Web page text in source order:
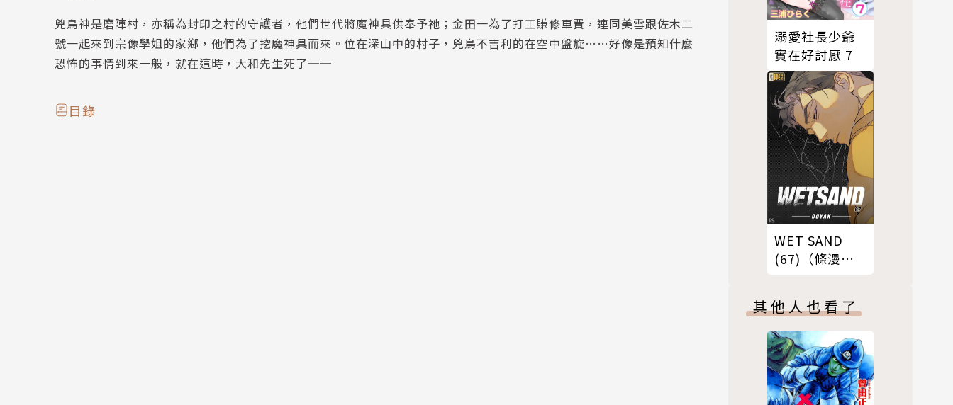
兇鳥神是磨陣村，亦稱為封印之村的守護者，他們世代將魔神具供奉予祂；金田一為了打工賺修車費，連同美雪跟佐木二
號一起來到宗像學姐的家鄉，他們為了挖魔神具而來。位在深山中的村子，兇鳥不吉利的在空中盤旋……好像是預知什麼
恐怖的事情到來一般，就在這時，大和先生死了──
目錄
溺愛社長少爺
實在好討厭 7
WET SAND
(67)（條漫
其他人也看了